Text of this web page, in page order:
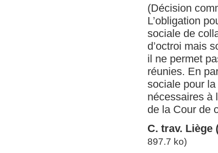
(Décision
L’obligation
sociale de
d’octroi mais
il ne permet
réunies. En
sociale pour
nécessaires à
de la Cour de
C. trav. Liège
897.7 ko)